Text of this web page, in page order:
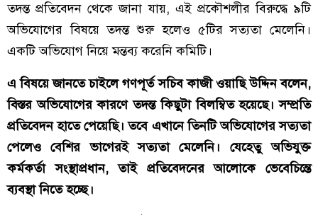
তদন্ত প্রতিবেদন থেকে জানা যায়, এই প্রকৌশলীর বিরুদ্ধে ৯টি
অভিযোগের বিষয়ে তদন্ত শুরু হলেও ৫টির সত্যতা মেলেনি।
একটি অভিযোগ নিয়ে মন্তব্য করেনি কমিটি।
এ বিষয়ে জানতে চাইলে গণপূর্ত সচিব কাজী ওয়াছি উদ্দিন বলেন,
বিস্তর অভিযোগের কারণে তদন্ত কিছুটা বিলম্বিত হয়েছে। সম্প্রতি
প্রতিবেদন হাতে পেয়েছি। তবে এখানে তিনটি অভিযোগের সত্যতা
পেলেও বেশির ভাগেরই সত্যতা মেলেনি। যেহেতু অভিযুক্ত
কর্মকর্তা সংস্থাপ্রধান, তাই প্রতিবেদনের আলোকে ভেবেচিন্তে
ব্যবস্থা নিতে হচ্ছে।